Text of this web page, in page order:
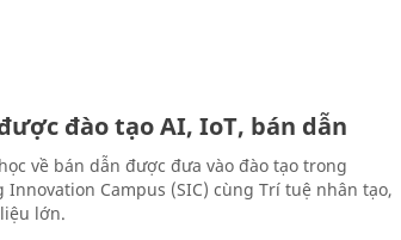
đào tạo AI, IoT, bán dẫn
về bán dẫn được đưa vào đào tạo trong
Campus (SIC) cùng Trí tuệ nhân tạo,
lớn.